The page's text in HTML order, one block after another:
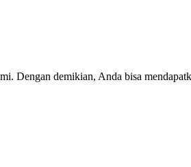
Dengan demikian, Anda bisa